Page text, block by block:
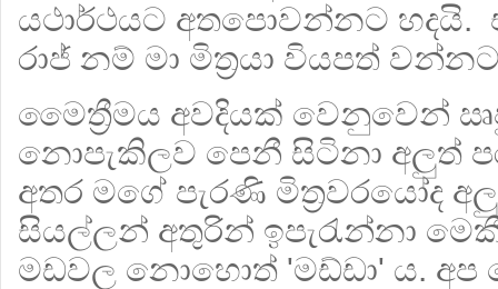
යථාර්ථයට අතපොවන්නට
රාජ් නම් මා මිත්‍රයා වියපත්
මෛත්‍රීමය අවදියක් වෙනුවෙන්
නොපැකිලව පෙනී සිටිනා අලුත්
අතර මගේ පැරණි මිත්‍රවරයෝද
සියල්ලන් අතුරින් ඉපැරැන්නා
මඩවල නොහොත් 'මඩ්ඩා' ය. අප